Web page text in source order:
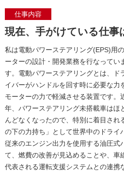
仕事内容
現在、手がけている仕事
私は電動パワーステアリング(EPS)用
ーターの設計・開発業務を行なってい
す。電動パワーステアリングとは、ド
イバーがハンドルを回す時に必要な力
モーターの力で軽減させる装置です。
年、パワーステアリング未搭載車はほ
んどなくなったので、特別に着目され
の下の力持ち」として世界中のドライ
従来のエンジン出力を使用する油圧式
て、燃費の改善が見込めることや、車
代表される運転支援システムとの連携